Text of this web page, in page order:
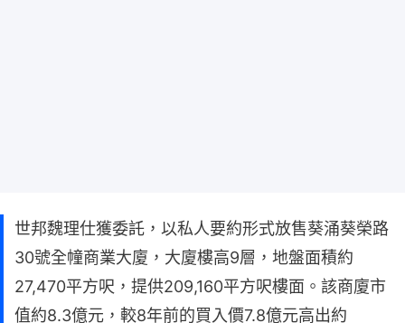
世邦魏理仕獲委託，以私人要約形式放售葵涌葵榮路
30號全幢商業大廈，大廈樓高9層，地盤面積約
27,470平方呎，提供209,160平方呎樓面。該商廈市
值約8.3億元，較8年前的買入價7.8億元高出約